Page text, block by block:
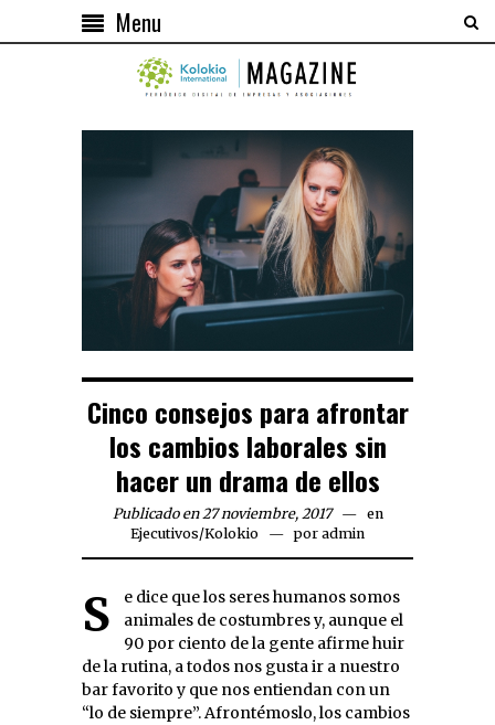
Menu
Cinco consejos para afrontar
los cambios laborales sin
hacer un drama de ellos
Publicado en 27 noviembre, 2017
en
Ejecutivos/Kolokio por admin
Se dice que los seres humanos somos
animales de costumbres y, aunque el
90 por ciento de la gente afirme huir
de la rutina, a todos nos gusta ir a nuestro
bar favorito y que nos entiendan con un
“lo de siempre”. Afrontémoslo, los cambios